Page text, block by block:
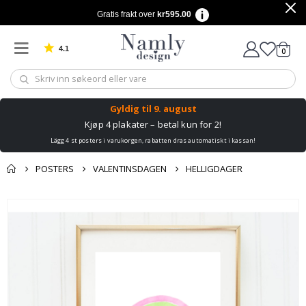
Gratis frakt over kr595.00
4.1 Basert på 1029 stemmer 0varer
Gyldig til 9. august
Kjøp 4 plakater – betal kun for 2!
Lägg 4 st posters i varukorgen, rabatten dras automatiskt i kassan!
POSTERS VALENTINSDAGEN HELLIGDAGER
produkter